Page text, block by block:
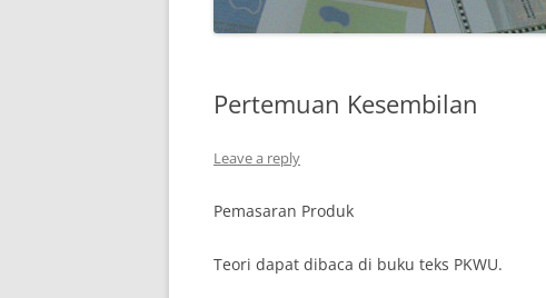
Pertemuan Kesembilan
Leave a reply
Pemasaran Produk
Teori dapat dibaca di buku teks PKWU.